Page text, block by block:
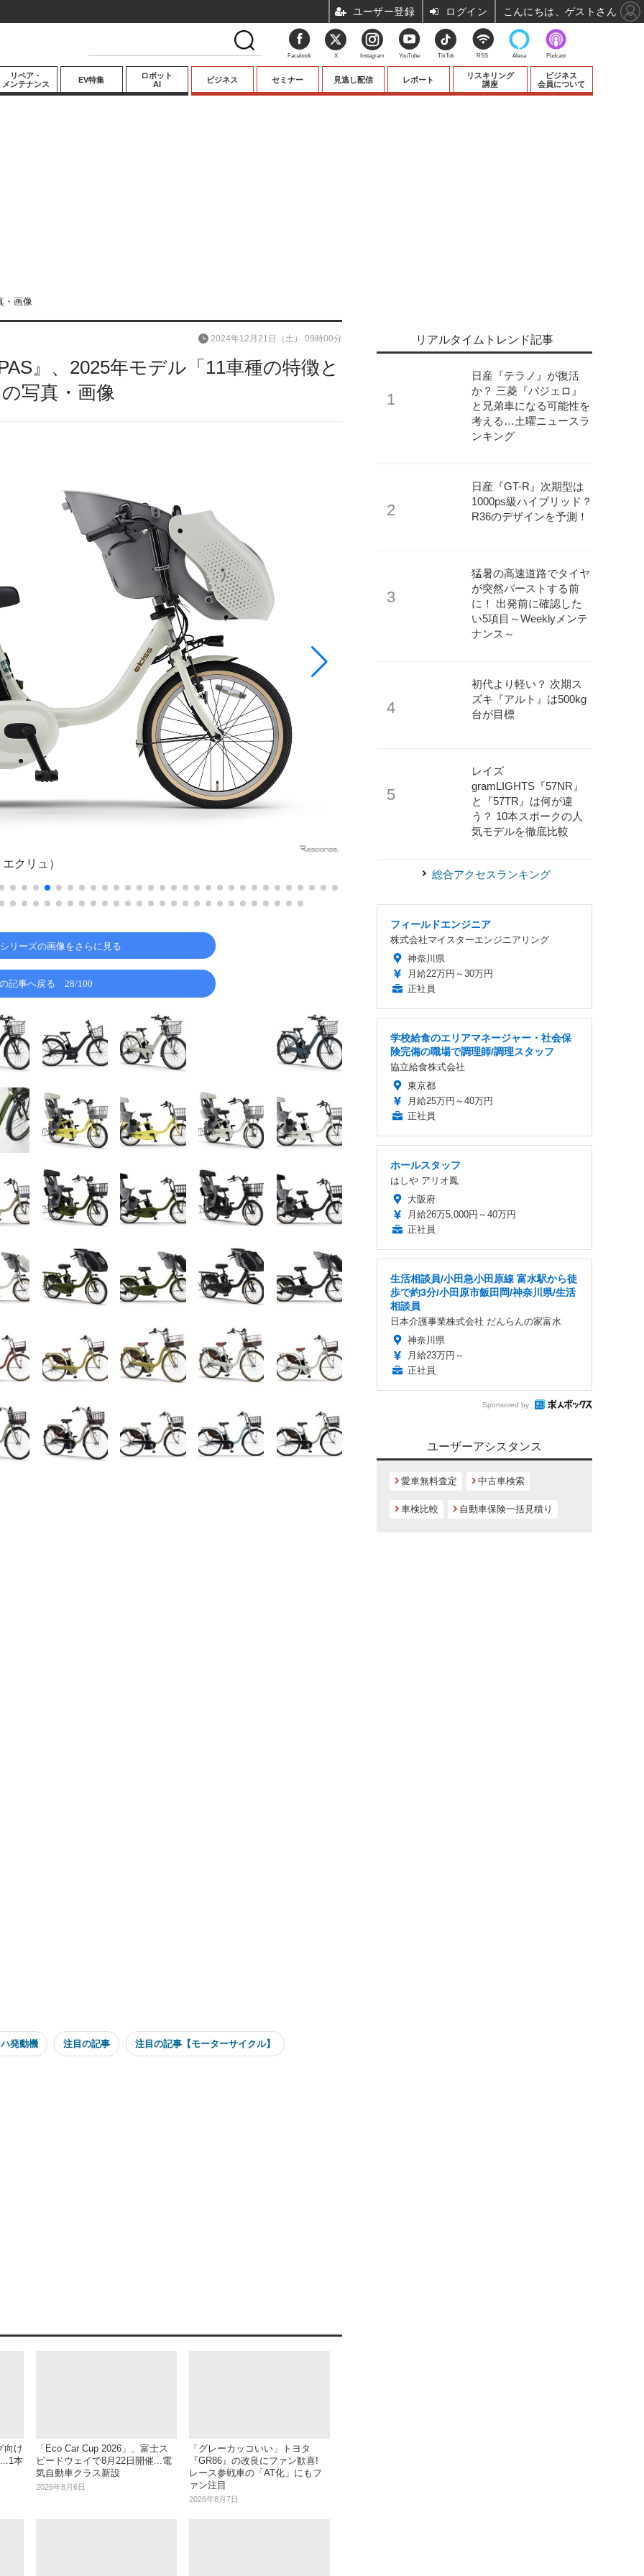
リペア・
メンテナンス
EV特集
ロボット
AI
ビジネス セミナー 見逃し配信 レポート
リスキリング
講座
ビジネス
会員について
・画像
』、2025年モデル「11車種の特徴と
写真・画像
2024年12月21日（土） 09時00分
クリュ）
リーズの画像をさらに見る
記事へ戻る 28/100
発動機 注目の記事 注目の記事【モーターサイクル】
向け
本
「Eco Car Cup 2026」、富士ス
ピードウェイで8月22日開催...電
気自動車クラス新設
2026年8月6日
「グレーカッコいい」トヨタ
『GR86』の改良にファン歓喜!
レース参戦車の「AT化」にもフ
ァン注目
2026年8月7日
リアルタイムトレンド記事
日産『テラノ』が復活
か？ 三菱『パジェロ』
と兄弟車になる可能性を
考える…土曜ニュースラ
ンキング
日産『GT-R』次期型は
1000ps級ハイブリッド？
R36のデザインを予測！
猛暑の高速道路でタイヤ
が突然バーストする前
に！ 出発前に確認した
い5項目～Weeklyメンテ
ナンス～
初代より軽い？ 次期ス
ズキ『アルト』は500kg
台が目標
レイズ
gramLIGHTS『57NR』
と『57TR』は何が違
う？ 10本スポークの人
気モデルを徹底比較
総合アクセスランキング
フィールドエンジニア
株式会社マイスターエンジニアリング
神奈川県
月給22万円～30万円
正社員
学校給食のエリアマネージャー・社会保
険完備の職場で調理師/調理スタッフ
協立給食株式会社
東京都
月給25万円～40万円
正社員
ホールスタッフ
はしや アリオ鳳
大阪府
月給26万5,000円～40万円
正社員
生活相談員/小田急小田原線 富水駅から徒
歩で約3分/小田原市飯田岡/神奈川県/生活
相談員
日本介護事業株式会社 だんらんの家富水
神奈川県
月給23万円～
正社員
Sponsored by
ユーザーアシスタンス
愛車無料査定 中古車検索
車検比較 自動車保険一括見積り
Facebook X Instagram YouTube TikTok RSS Alexa Podcast
ユーザー登録 ログイン こんにちは、ゲストさん